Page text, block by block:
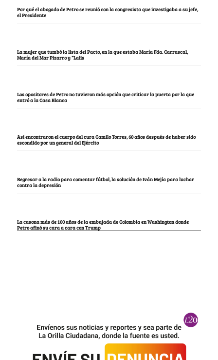
Por qué el abogado de Petro se reunió con la congresista que investigaba a su jefe,
el Presidente
La mujer que tumbó la lista del Pacto, en la que estaba María Fda. Carrascal,
María del Mar Pizarro y “Lalis
Los opositores de Petro no tuvieron más opción que criticar la puerta por la que
entró a la Casa Blanca
Así encontraron el cuerpo del cura Camilo Torres, 60 años después de haber sido
escondido por un general del Ejército
Regresar a la radio para comentar fútbol, la solución de Iván Mejía para luchar
contra la depresión
La casona más de 100 años de la embajada de Colombia en Washington donde
Petro afinó su cara a cara con Trump